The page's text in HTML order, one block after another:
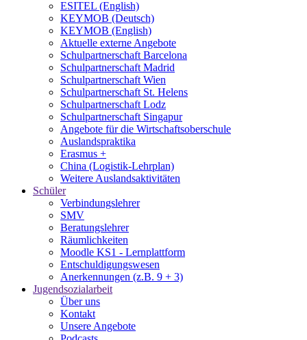
ESITEL (English)
KEYMOB (Deutsch)
KEYMOB (English)
Aktuelle externe Angebote
Schulpartnerschaft Barcelona
Schulpartnerschaft Madrid
Schulpartnerschaft Wien
Schulpartnerschaft St. Helens
Schulpartnerschaft Lodz
Schulpartnerschaft Singapur
Angebote für die Wirtschaftsoberschule
Auslandspraktika
Erasmus +
China (Logistik-Lehrplan)
Weitere Auslandsaktivitäten
Schüler
Verbindungslehrer
SMV
Beratungslehrer
Räumlichkeiten
Moodle KS1 - Lernplattform
Entschuldigungswesen
Anerkennungen (z.B. 9 + 3)
Jugendsozialarbeit
Über uns
Kontakt
Unsere Angebote